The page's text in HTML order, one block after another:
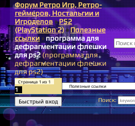
Форум Ретро Игр, Ретро-
геймеров, Ностальгии и
Игроделов»PS2
(PlayStation 2)»Полезные
ссылки»программа для
дефрагментации флешки
для ps2(программа для
дефрагментации флешки
для ps2)
Страница 1 из 1
1
Поиск: